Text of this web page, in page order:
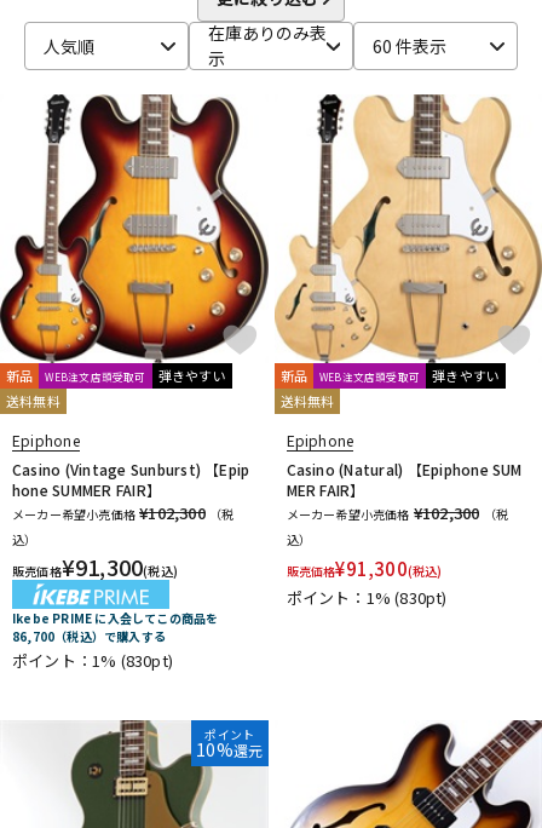
人気順
在庫ありのみ表
示
60 件表示
新品 WEB注文店頭受取可
弾きやすい
送料無料
Epiphone
Casino (Vintage Sunburst) 【Epip
hone SUMMER FAIR】
メーカー希望小売価格 ¥102,300
（税
込）
販売価格¥91,300(税込)
Ikebe PRIME に入会してこの商品を
86,700（税込）で購入する
ポイント：1% (830pt)
新品 WEB注文店頭受取可
弾きやすい
送料無料
Epiphone
Casino (Natural) 【Epiphone SUM
MER FAIR】
メーカー希望小売価格 ¥102,300
（税
込）
販売価格¥91,300(税込)
ポイント：1%(830pt)
ポイント
10%還元